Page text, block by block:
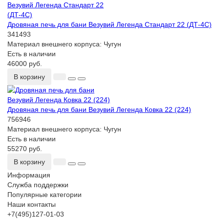
Дровяная печь для бани Везувий Легенда Стандарт 22 (ДТ-4С)
341493
Материал внешнего корпуса: Чугун
Есть в наличии
46000 руб.
В корзину
Дровяная печь для бани Везувий Легенда Ковка 22 (224)
756946
Материал внешнего корпуса: Чугун
Есть в наличии
55270 руб.
В корзину
Информация
Служба поддержки
Популярные категории
Наши контакты
+7(495)127-01-03